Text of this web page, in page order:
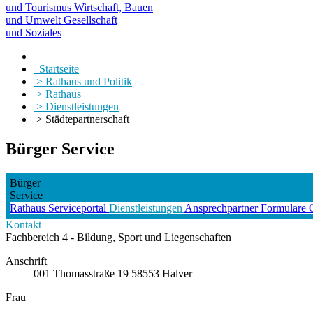
und Tourismus Wirtschaft, Bauen
und Umwelt Gesellschaft
und Soziales
Startseite
> Rathaus und Politik
> Rathaus
> Dienstleistungen
> Städtepartnerschaft
Bürger Service
Bürger
Service
Rathaus Serviceportal Dienstleistungen AnsprechpartnerFormulare
Kontakt
Fachbereich 4 - Bildung, Sport und Liegenschaften
Anschrift
001 Thomasstraße 19 58553 Halver
Frau